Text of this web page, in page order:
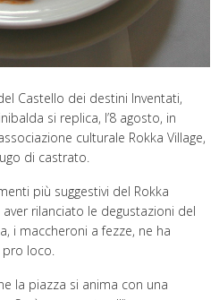
Castello dei destini Inventati,
si replica, l’8 agosto, in
culturale Rokka Village,
di castrato.
più suggestivi del Rokka
rilanciato le degustazioni del
i maccheroni a fezze, ne ha
pro loco.
la piazza si anima con una